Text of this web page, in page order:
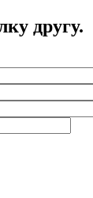
другу.